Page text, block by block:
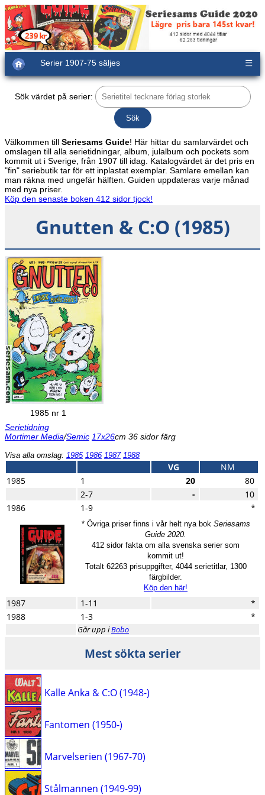
Serier 1907-75 säljes ☰
Sök värdet på serier:
Välkommen till Seriesams Guide! Här hittar du samlarvärdet och
omslagen till alla serietidningar, album, julalbum och pockets som
kommit ut i Sverige, från 1907 till idag. Katalogvärdet är det pris en
"fin" seriebutik tar för ett inplastat exemplar. Samlare emellan kan
man räkna med ungefär hälften. Guiden uppdateras varje månad
med nya priser.
Köp den senaste boken 412 sidor tjock!
Gnutten & C:O (1985)
1985 nr 1
Serietidning
Mortimer Media/Semic 17x26cm 36 sidor färg
Visa alla omslag: 1985 1986 1987 1988
VG
NM
1985
1 20
80
2-7
-
10
1986
1-9 *
* Övriga priser finns i vår helt nya bok Seriesams
Guide 2020.
412 sidor fakta om alla svenska serier som
kommit ut!
Totalt 62263 prisuppgifter, 4044 serietitlar, 1300
färgbilder.
Köp den här!
1987 1-11
*
1988
1-3 *
Går upp iBobo
Mest sökta serier
Kalle Anka & C:O (1948-)
Fantomen (1950-)
Marvelserien (1967-70)
Stålmannen (1949-99)